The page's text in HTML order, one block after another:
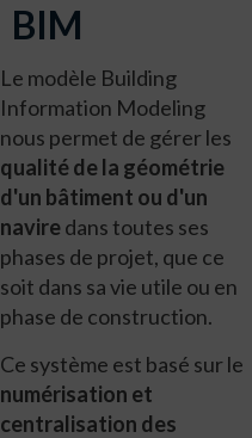
BIM
Le modèle Building
Information Modeling
nous permet de gérer les
qualité de la géométrie
d'un bâtiment ou d'un
naviredans toutes ses
phases de projet, que ce
soit dans sa vie utile ou en
phase de construction.
Ce système est basé sur le
numérisation et
centralisation des